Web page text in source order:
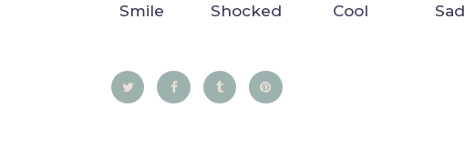
Smile Shocked Cool Sad